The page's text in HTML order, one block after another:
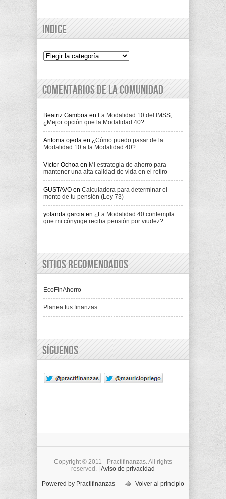
Indice
Indice
Comentarios de la comunidad
Beatriz Gamboa en La Modalidad 10 del IMSS,
¿Mejor opción que la Modalidad 40?
Antonia ojeda en ¿Cómo puedo pasar de la
Modalidad 10 a la Modalidad 40?
Víctor Ochoa en Mi estrategia de ahorro para
mantener una alta calidad de vida en el retiro
GUSTAVO en Calculadora para determinar el
monto de tu pensión (Ley 73)
yolanda garcia en ¿La Modalidad 40 contempla
que mi cónyuge reciba pensión por viudez?
Sitios recomendados
EcoFinAhorro
Planea tus finanzas
Síguenos
Copyright © 2011 - Practifinanzas. All rights
reserved. | Aviso de privacidad
Powered by Practifinanzas Volver al principio